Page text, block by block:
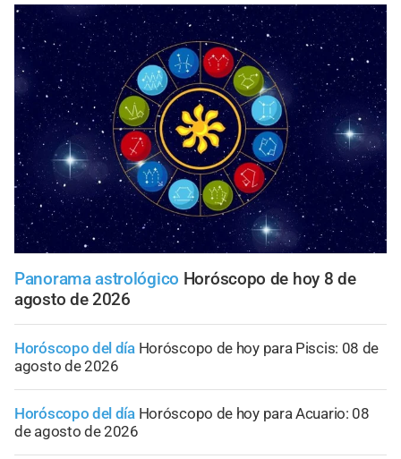
Panorama astrológico Horóscopo de hoy 8 de
agosto de 2026
Horóscopo del día Horóscopo de hoy para Piscis: 08 de
agosto de 2026
Horóscopo del día Horóscopo de hoy para Acuario: 08
de agosto de 2026